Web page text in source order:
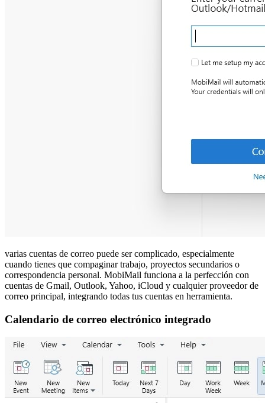
varias cuentas de correo puede ser complicado, especialmente
cuando tienes que compaginar trabajo, proyectos secundarios o
correspondencia personal. MobiMail funciona a la perfección con
cuentas de Gmail, Outlook, Yahoo, iCloud y cualquier proveedor de
correo principal, integrando todas tus cuentas en herramienta.
Calendario de correo electrónico integrado